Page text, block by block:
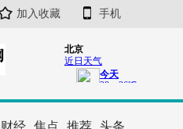
加入收藏 手机
财经 焦点 推荐 头条